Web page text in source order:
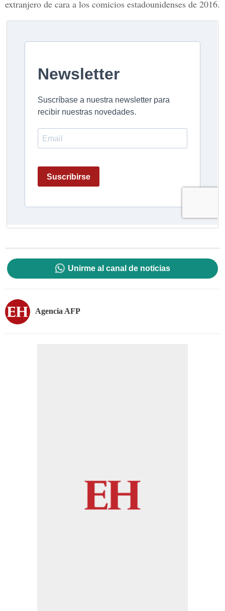
extranjero de cara a los comicios estadounidenses de 2016.
Unirme al canal de noticias
Agencia AFP